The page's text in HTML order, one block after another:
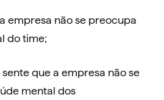
empresa não se preocupa
do time;
que a empresa não se
mental dos